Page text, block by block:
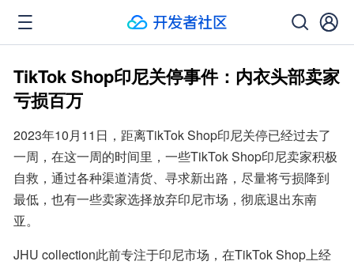
TikTok Shop印尼关停事件：内衣头部卖家
亏损百万
2023年10月11日，距离TikTok Shop印尼关停已经过去了
一周，在这一周的时间里，一些TikTok Shop印尼卖家积极
自救，通过各种渠道清货、寻求新出路，尽量将亏损降到
最低，也有一些卖家选择放弃印尼市场，彻底退出东南
亚。
JHU collection此前专注于印尼市场，在TikTok Shop上经